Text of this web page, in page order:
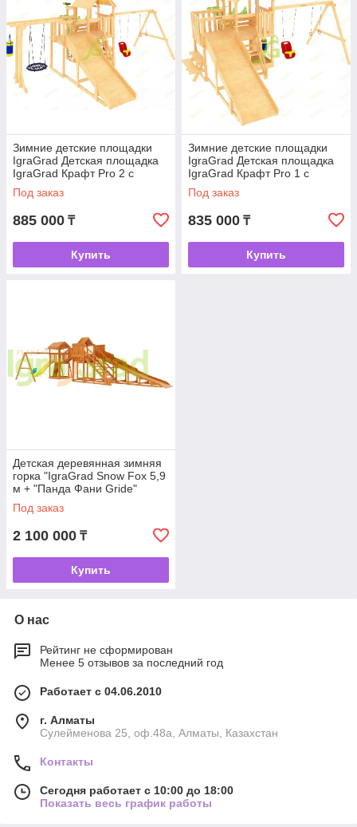
Зимние детские площадки
IgraGrad Детская площадка
IgraGrad Крафт Pro 2 с
зимней горкой
Под заказ
885 000 ₸
Купить
Зимние детские площадки
IgraGrad Детская площадка
IgraGrad Крафт Pro 1 с
зимней горкой
Под заказ
835 000 ₸
Купить
Детская деревянная зимняя
горка "IgraGrad Snow Fox 5,9
м + "Панда Фани Gride"
Под заказ
2 100 000 ₸
Купить
О нас
Рейтинг не сформирован
Менее 5 отзывов за последний год
Работает с 04.06.2010
г. Алматы
Сулейменова 25, оф.48а, Алматы, Казахстан
Контакты
Сегодня работает с 10:00 до 18:00
Показать весь график работы